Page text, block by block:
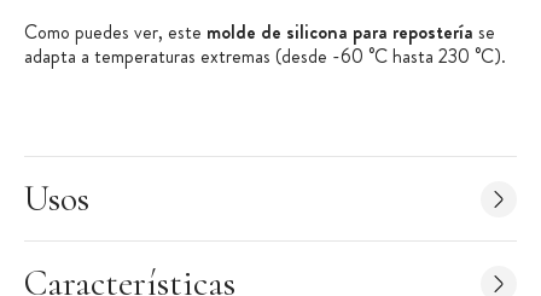
Como puedes ver, este molde de silicona para repostería se
adapta a temperaturas extremas (desde -60 °C hasta 230 °C).
¿Como utilizar el molde de silicona para pasteles de viaje?¡He aquí las
Vierte tu preparación en el molde cake.
Coloca el molde en el horno, en el congelador o en el
microondas.
Usos
Características